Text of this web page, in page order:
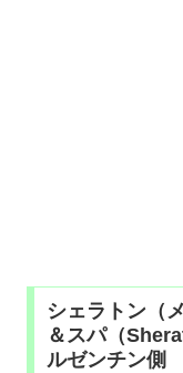
シェラトン（
＆スパ（
ルゼンチン側